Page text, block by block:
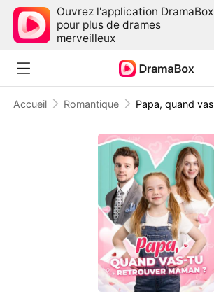
Ouvrez l'application DramaBox
pour plus de drames
merveilleux
Accueil Romantique